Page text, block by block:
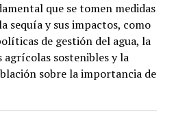
que se tomen medidas
sequía y sus impactos, como
de gestión del agua, la
sostenibles y la
sobre la importancia de